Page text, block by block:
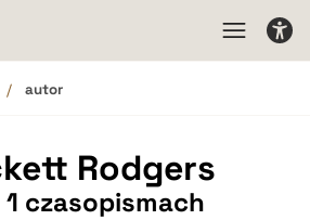
autor
Rodgers
czasopismach